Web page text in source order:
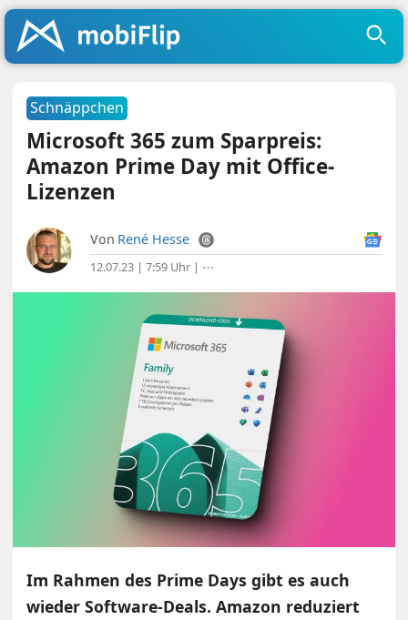
Schnäppchen
Microsoft 365 zum Sparpreis:
Amazon Prime Day mit Office-
Lizenzen
Von René Hesse
12.07.23 | 7:59 Uhr | ⋯
Im Rahmen des Prime Days gibt es auch
wieder Software-Deals. Amazon reduziert